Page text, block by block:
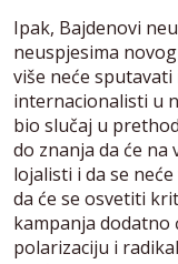
Ipak, Bajdenovi
neuspjesima
više neće
internacionalisti u
bio slučaj u
do znanja da će
lojalisti i da se
da će se osvetiti
kampanja
polarizaciju i